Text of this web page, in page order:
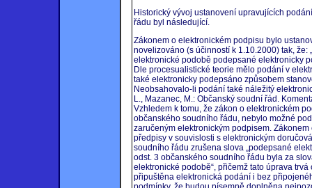
Historický vývoj ustanovení upravujících
řádu byl následující.
Zákonem o elektronickém podpisu bylo
novelizováno (s účinností k 1.10.2000) tak,
elektronické podobě podepsané elektronicky
Dle procesualistické teorie mělo podání v
také elektronicky podepsáno způsobem
Neobsahovalo-li podání také náležitý
L., Mazanec, M.: Občanský soudní řád.
Vzhledem k tomu, že zákon o elektronickém
občanského soudního řádu, nebylo možné
zaručeným elektronickým podpisem.
předpisy v souvislosti s elektronickým
soudního řádu zrušena slova „podepsané
odst. 3 občanského soudního řádu byla za
elektronické podobě“, přičemž tato úprava
připuštěna elektronická podání i bez